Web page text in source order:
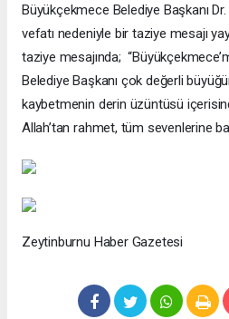
Büyükçekmece Belediye Başkanı
vefatı nedeniyle bir taziye mesajı
taziye mesajında;
Belediye Başkanı çok değerli
kaybetmenin derin üzüntüsü
Allah’tan rahmet, tüm sevenlerine
Zeytinburnu Haber Gazetesi